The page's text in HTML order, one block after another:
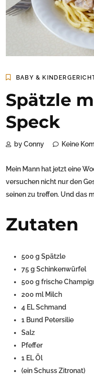
BABY &
Spätzle
Speck
by Conny Keine
Mein Mann hat jetzt eine
versuchen nicht nur den
seinen zu treffen. Und das
Zutaten
500 g Spätzle
75 g Schinkenwürfel
500 g frische
200 ml Milch
4 EL Schmand
1 Bund Petersilie
Salz
Pfeffer
1 EL Öl
(ein Schuss Zitronat)